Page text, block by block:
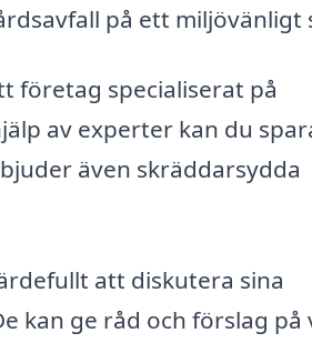
på ett miljövänligt
företag specialiserat på
av experter kan du
även skräddarsydda
att diskutera sina
kan ge råd och förslag på